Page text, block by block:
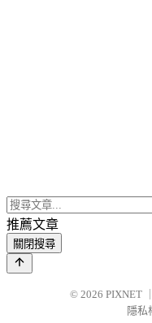
推薦文章
關閉搜尋
© 2026 PIXNET
隱私